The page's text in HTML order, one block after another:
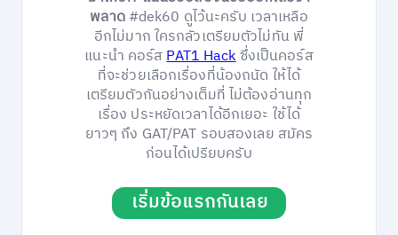
พลาด#dek60 ดูไว้นะครับ เวลาเหลือ
อีกไม่มาก ใครกลัวเตรียมตัวไม่ทัน พี่
แนะนำ คอร์สPAT1 Hackซึ่งเป็นคอร์ส
ที่จะช่วยเลือกเรื่องที่น้องถนัด ให้ได้
เตรียมตัวกันอย่างเต็มที่ ไม่ต้องอ่านทุก
เรื่อง ประหยัดเวลาได้อีกเยอะ ใช้ได้
ยาวๆ ถึง GAT/PAT รอบสองเลย สมัคร
ก่อนได้เปรียบครับ
เริ่มข้อแรกกันเลย